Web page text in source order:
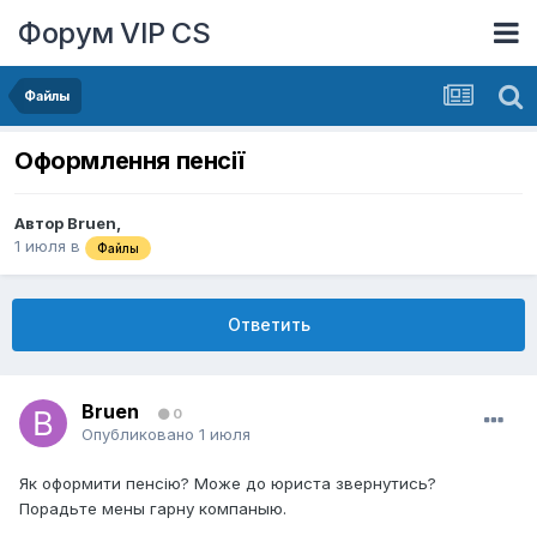
Форум VIP CS
Файлы
Оформлення пенсії
Автор Bruen,
1 июля в Файлы
Ответить
Bruen 0
Опубликовано 1 июля
Як оформити пенсію? Може до юриста звернутись?
Порадьте мены гарну компаныю.